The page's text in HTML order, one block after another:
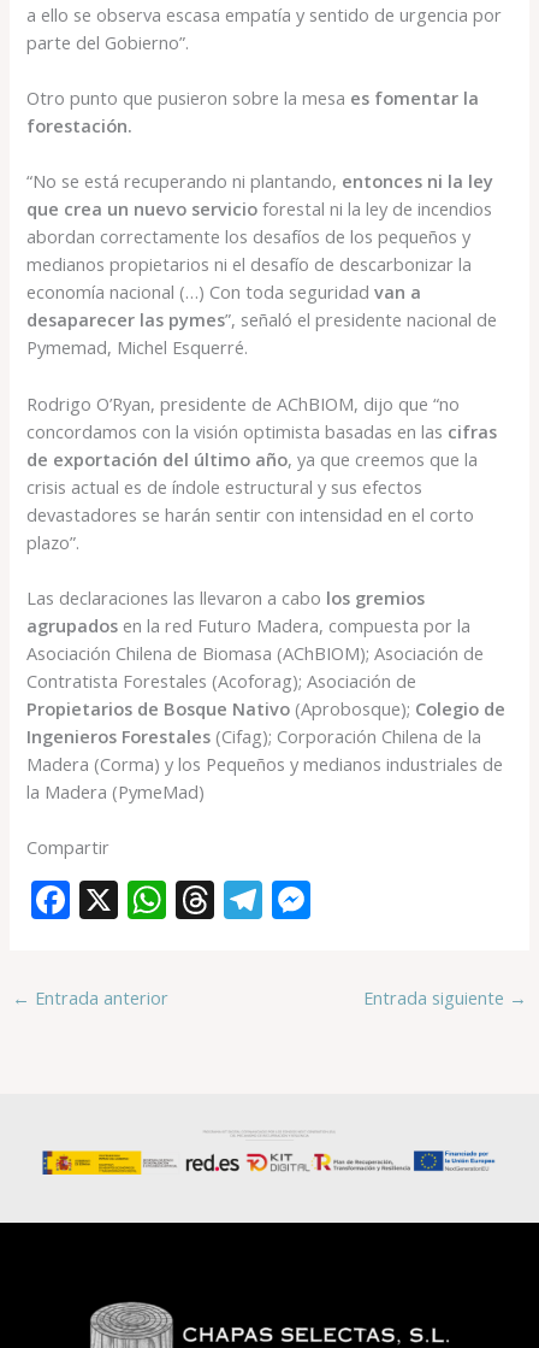
a ello se observa escasa empatía y sentido de urgencia por
parte del Gobierno”.
Otro punto que pusieron sobre la mesa es fomentar la
forestación.
“No se está recuperando ni plantando, entonces ni la ley
que crea un nuevo servicio forestal ni la ley de incendios
abordan correctamente los desafíos de los pequeños y
medianos propietarios ni el desafío de descarbonizar la
economía nacional (…) Con toda seguridadvan a
desaparecer las pymes”, señaló el presidente nacional de
Pymemad, Michel Esquerré.
Rodrigo O’Ryan, presidente de AChBIOM, dijo que “no
concordamos con la visión optimista basadas en las cifras
de exportación del último año, ya que creemos que la
crisis actual es de índole estructural y sus efectos
devastadores se harán sentir con intensidad en el corto
plazo”.
Las declaraciones las llevaron a cabo los gremios
agrupados en la red Futuro Madera, compuesta por la
Asociación Chilena de Biomasa (AChBIOM); Asociación de
Contratista Forestales (Acoforag); Asociación de
Propietarios de Bosque Nativo (Aprobosque); Colegio de
Ingenieros Forestales (Cifag); Corporación Chilena de la
Madera (Corma) y los Pequeños y medianos industriales de
la Madera (PymeMad)
Compartir
F
b
X W T T
er
← Entrada anterior Entrada siguiente →